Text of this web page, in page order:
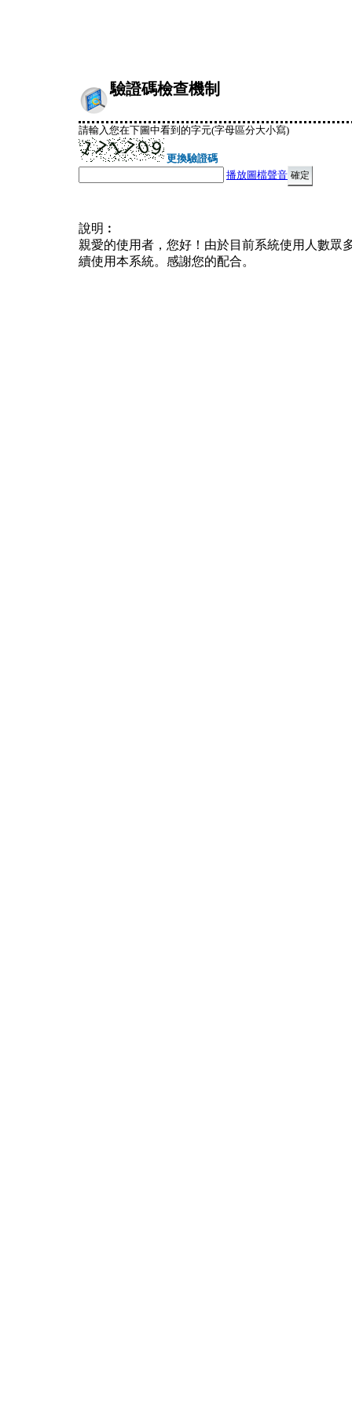
驗證碼檢查機制
請輸入您在下圖中看到的字元(字母區分大小寫)
更換驗證碼
播放圖檔聲音
說明︰
親愛的使用者，您好！由於目前系統使用人數眾
續使用本系統。感謝您的配合。